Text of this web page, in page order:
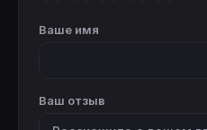
Ваше имя
Ваш отзыв